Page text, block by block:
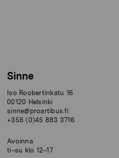
Sinne
Iso Roobertinkatu 16
00120 Helsinki
sinne@proartibus.fi
+358 (0)45 883 3716
Avoinna
ti–su klo 12–17